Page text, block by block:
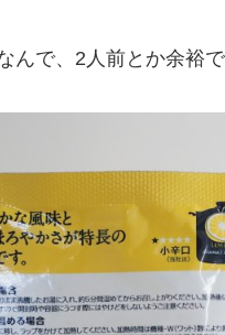
んで、2人前とか余裕